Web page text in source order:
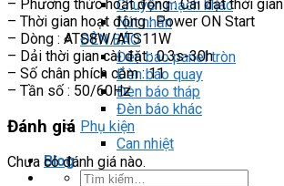
Chuyển mạch khác
Nút nhấn
ĐÈN BÁO
Đèn báo panel tròn
Đèn báo quay
Đèn báo tháp
Đèn báo khác
Phụ kiện
Can nhiệt
Blog
Tìm
– Phương thức hoạt động : Cài đặt thời gian
– Thời gian hoạt động : Power ON Start
– Dòng : ATS8W/ATS11W
– Dải thời gian cài đặt : 0.3s-30h
– Số chân phích cắm : 11
– Tần số : 50/60Hz
Đánh giá
Chưa có đánh giá nào.